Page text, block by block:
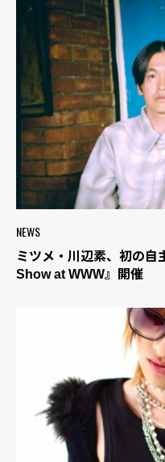
NEWS
ミツメ・川辺素、初の自
Show at WWW』開催